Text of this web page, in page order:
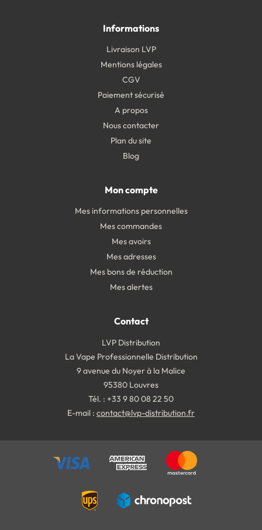
Informations
Livraison LVP
Mentions légales
CGV
Paiement sécurisé
A propos
Nous contacter
Plan du site
Blog
Mon compte
Mes informations personnelles
Mes commandes
Mes avoirs
Mes adresses
Mes bons de réduction
Mes alertes
Contact
LVP Distribution
La Vape Professionnelle Distribution
9 avenue du Noyer à la Malice
95380 Louvres
Tél. : +33 9 80 08 22 50
E-mail : contact@lvp-distribution.fr